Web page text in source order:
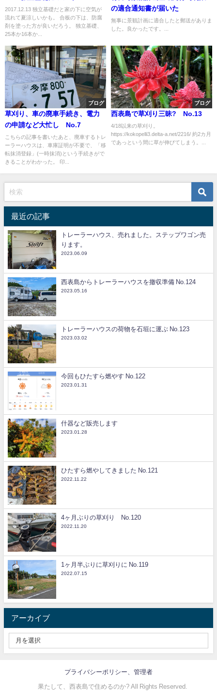
2017.12.13 独立基礎だと家の下に空気が
流れて夏涼しいかも。 合板の下は、防腐
剤を塗った方が良いだろう。 独立基礎、
25本か16本か...
の適合通知書が届いた
無事に景観計画に適合したと郵送がありま
した。良かったです。...
ブログ
草刈り、車の廃車手続き、電力
の申請など大忙し No.7
こちらの記事を書いたあと、廃車するトレ
ーラーハウスは、車庫証明が不要で、「移
転抹消登録」(一時抹消)という手続きがで
きることがわかった。 印...
ブログ
西表島で草刈り三昧? No.13
4/18以来の草刈り。
https://kokopelli3.delta-a.net/2216/ 約2カ月
であっという間に草が伸びてしまう。...
最近の記事
トレーラーハウス、売れました。ステップワゴン売
ります。
2023.06.09
西表島からトレーラーハウスを撤収準備 No.124
2023.05.16
トレーラーハウスの荷物を石垣に運ぶ No.123
2023.03.02
今回もひたすら燃やす No.122
2023.01.31
什器など販売します
2023.01.28
ひたすら燃やしてきました No.121
2022.11.22
4ヶ月ぶりの草刈り No.120
2022.11.20
1ヶ月半ぶりに草刈りに No.119
2022.07.15
アーカイブ
プライバシーポリシー、管理者
© 果たして、西表島で住めるのか? All Rights Reserved.